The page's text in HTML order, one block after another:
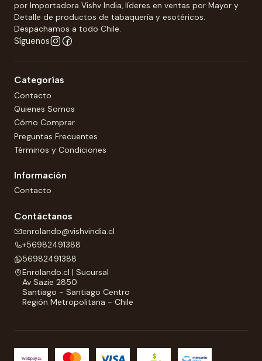
por Importadora Vishv India, líderes en ventas por Mayor y
Detalle de productos de tabaquería y esotéricos.
Despachamos a todo Chile.
Síguenos
Categorías
Contacto
Quienes Somos
Cómo Comprar
Preguntas Frecuentes
Términos y Condiciones
Información
Contacto
Contáctanos
enrolando@vishvindia.cl
+56982491388
56982491388
Enrolando.cl | Sucursal
Av Sazie 2850
Santiago - Santiago Centro
Región Metropolitana - Chile